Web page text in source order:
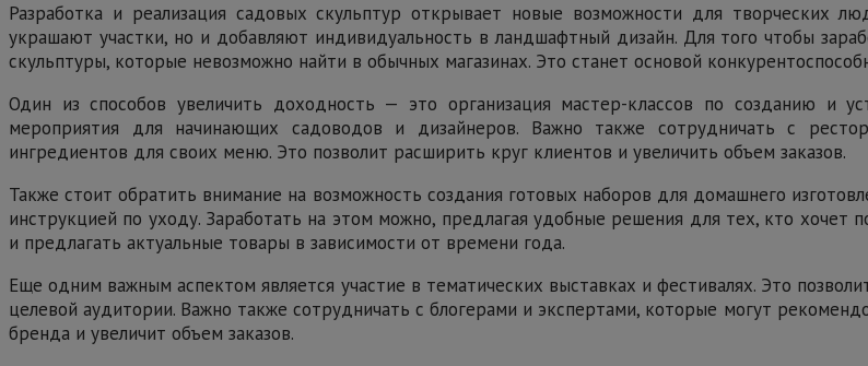
Разработка и реализация садовых скульптур открывает новые возможности для творческих
украшают участки, но и добавляют индивидуальность в ландшафтный дизайн. Для того чтобы
скульптуры, которые невозможно найти в обычных магазинах. Это станет основой
Один из способов увеличить доходность — это организация мастер-классов по созданию и
мероприятия для начинающих садоводов и дизайнеров. Важно также сотрудничать с
ингредиентов для своих меню. Это позволит расширить круг клиентов и увеличить объем заказов.
Также стоит обратить внимание на возможность создания готовых наборов для домашнего
инструкцией по уходу. Заработать на этом можно, предлагая удобные решения для тех, кто хочет
и предлагать актуальные товары в зависимости от времени года.
Еще одним важным аспектом является участие в тематических выставках и фестивалях. Это
целевой аудитории. Важно также сотрудничать с блогерами и экспертами, которые могут
бренда и увеличит объем заказов.